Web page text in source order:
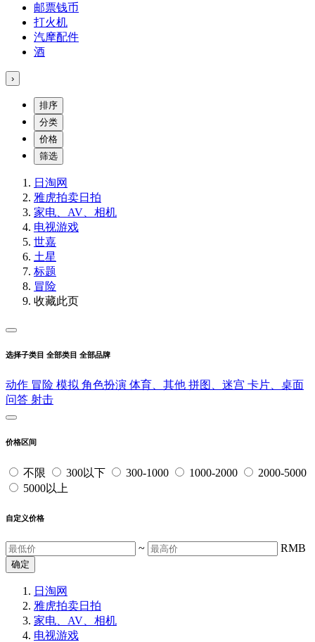
邮票钱币
打火机
汽摩配件
酒
›
排序
分类
价格
筛选
日淘网
雅虎拍卖日拍
家电、AV、相机
电视游戏
世嘉
土星
标题
冒险
收藏此页
选择子类目 全部类目 全部品牌
动作 冒险 模拟 角色扮演 体育、其他 拼图、迷宫 卡片、桌面
问答 射击
价格区间
不限 300以下 300-1000 1000-2000
2000-5000
5000以上
自定义价格
~ RMB
确定
日淘网
雅虎拍卖日拍
家电、AV、相机
电视游戏